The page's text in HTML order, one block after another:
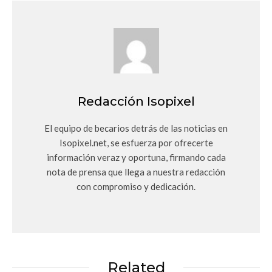
Redacción Isopixel
El equipo de becarios detrás de las noticias en
Isopixel.net, se esfuerza por ofrecerte
información veraz y oportuna, firmando cada
nota de prensa que llega a nuestra redacción
con compromiso y dedicación.
Related